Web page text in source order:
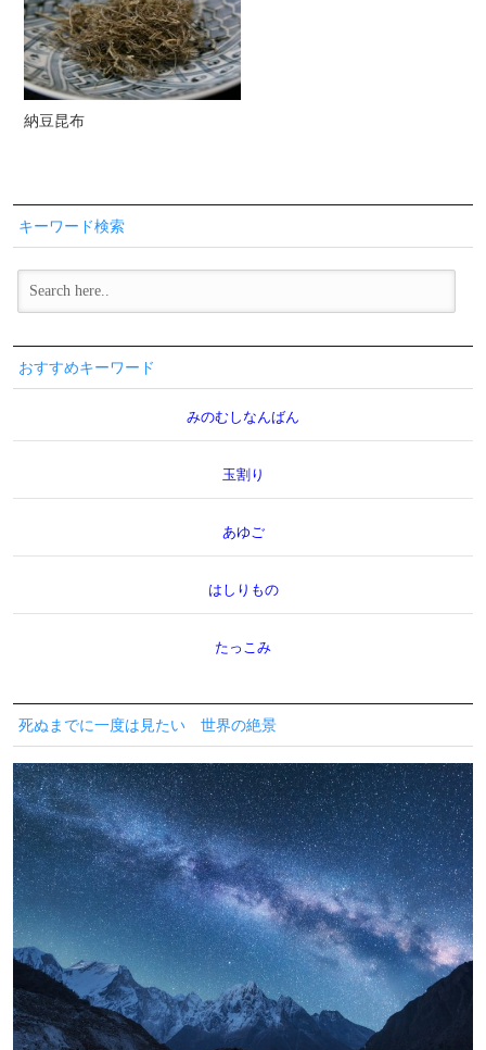
納豆昆布
キーワード検索
おすすめキーワード
みのむしなんばん
玉割り
あゆご
はしりもの
たっこみ
死ぬまでに一度は見たい 世界の絶景